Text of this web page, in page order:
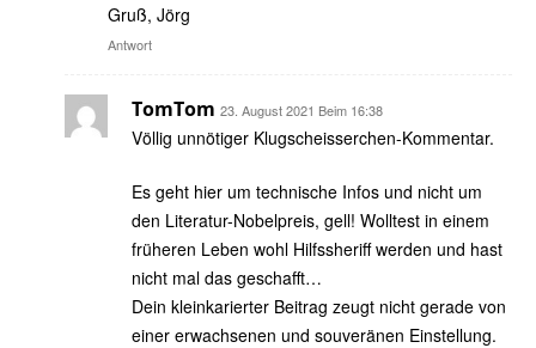
Gruß, Jörg
Antwort
TomTom 23. August 2021 Beim 16:38
Völlig unnötiger Klugscheisserchen-Kommentar.
Es geht hier um technische Infos und nicht um
den Literatur-Nobelpreis, gell! Wolltest in einem
früheren Leben wohl Hilfssheriff werden und hast
nicht mal das geschafft…
Dein kleinkarierter Beitrag zeugt nicht gerade von
einer erwachsenen und souveränen Einstellung.